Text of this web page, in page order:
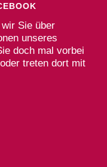
Sie über
unseres
doch mal vorbei
treten dort mit